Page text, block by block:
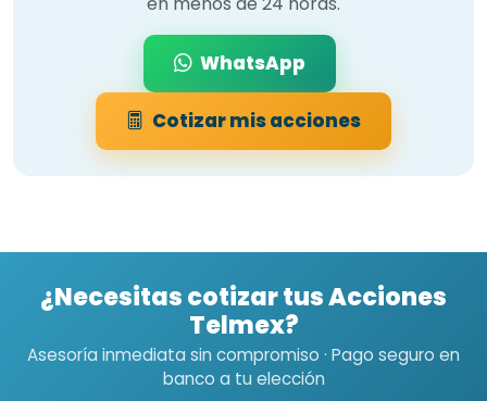
WhatsApp
Cotizar mis acciones
¿Necesitas cotizar tus Acciones
Telmex?
Asesoría inmediata sin compromiso · Pago seguro en
banco a tu elección